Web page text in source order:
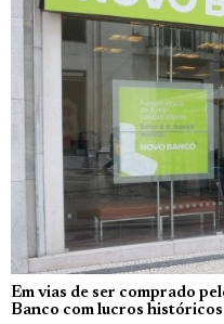
Em vias de ser comprado
Banco com lucros